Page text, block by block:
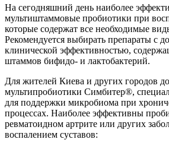
На сегодняшний день наиболее
мультиштаммовые пробиотики при
которые содержат все необходимые
Рекомендуется выбирать препараты с
клинической эффективностью,
штаммов бифидо- и лактобактерий.
Для жителей Киева и других городов
мультипробиотики Симбитер®,
для поддержки микробиома при
процессах. Наиболее эффективны
ревматоидном артрите или других
воспалением суставов: